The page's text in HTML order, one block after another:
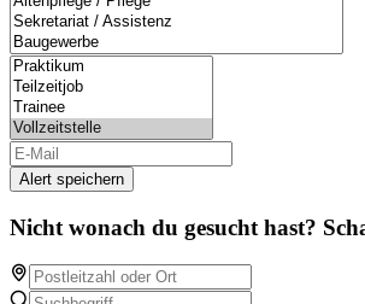
Alert speichern
Nicht wonach du gesucht hast?